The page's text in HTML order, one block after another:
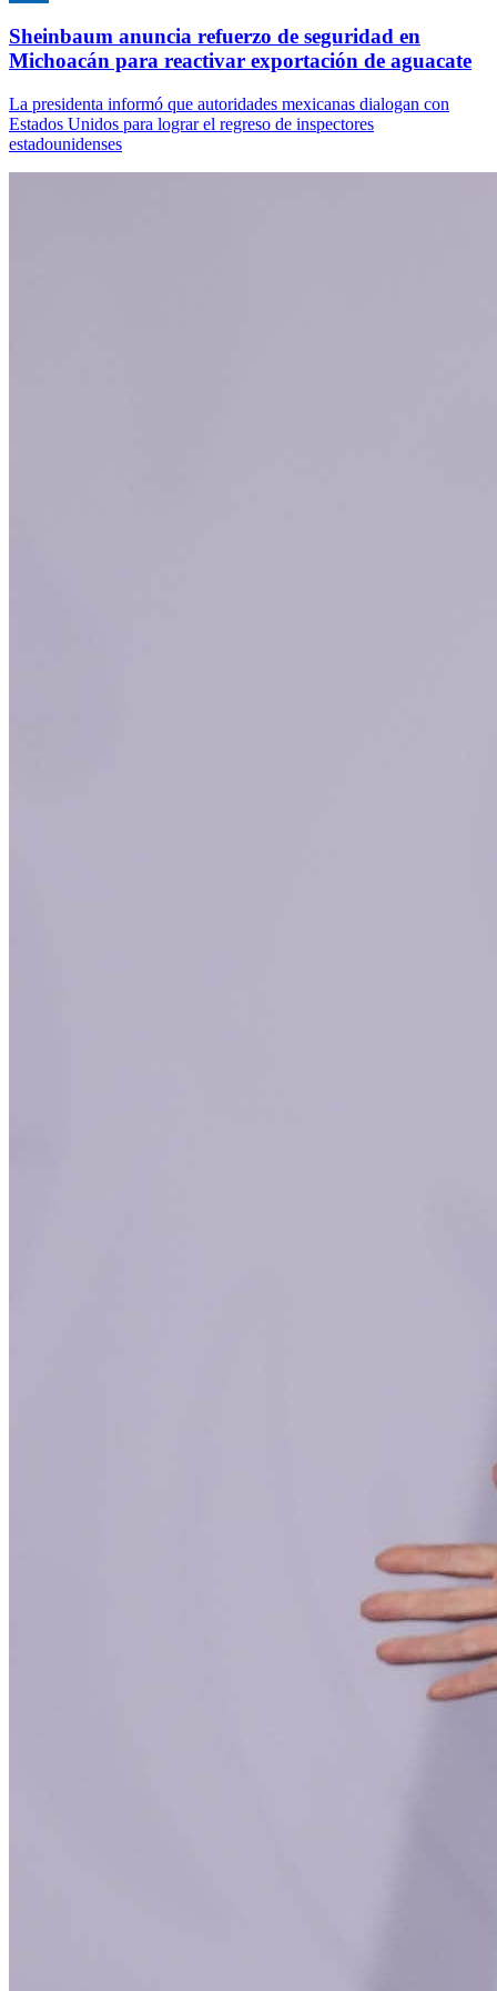
Sheinbaum anuncia refuerzo de seguridad en
Michoacán para reactivar exportación de aguacate
La presidenta informó que autoridades mexicanas dialogan con
Estados Unidos para lograr el regreso de inspectores
estadounidenses